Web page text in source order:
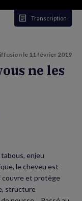
Transcription
le 11 février 2019
ne les
enjeu
le cheveu est
couvre et protège
structure